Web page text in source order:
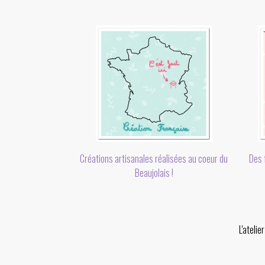
Créations artisanales réalisées au coeur du
Beaujolais !